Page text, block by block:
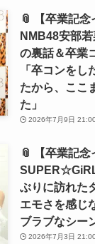
📎 【卒業記念
NMB48安部
の裏話＆卒業
「卒コンをし
たから、ここ
た」
2026年7月9日
📎 【卒業記念
ぶりに訪れた
エモさを感じ
ブラブなシー
2026年7月3日